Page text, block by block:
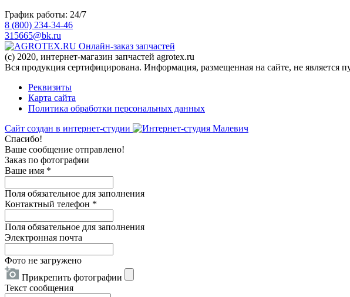
График работы: 24/7
8 (800) 234-34-46
315665@bk.ru
Онлайн-заказ запчастей
(c) 2020, интернет-магазин запчастей agrotex.ru
Вся продукция сертифицирована. Информация, размещенная на сайте, не является
Реквизиты
Карта сайта
Политика обработки персональных данных
Сайт создан в интернет-студии
Спасибо!
Ваше сообщение отправлено!
Заказ по фотографии
Ваше имя *
Поля обязательное для заполнения
Контактный телефон *
Поля обязательное для заполнения
Электронная почта
Фото не загружено
Прикрепить фотографии
Текст сообщения